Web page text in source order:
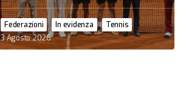
Federazioni In evidenza
Tennis
3 Agosto 2026